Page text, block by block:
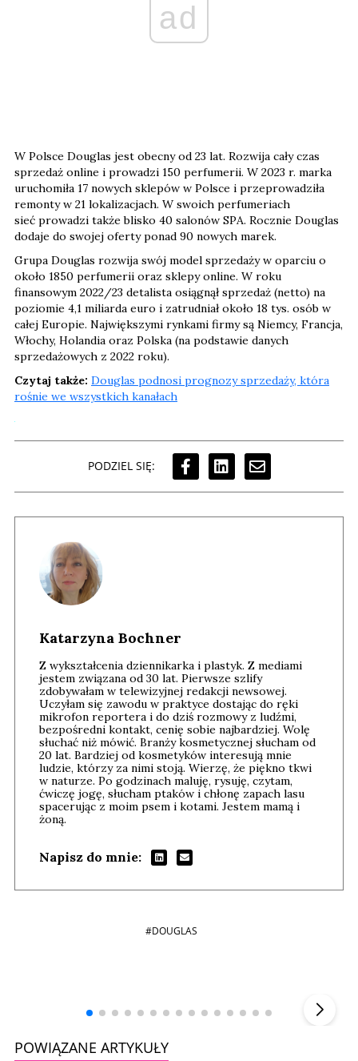
ad
W Polsce Douglas jest obecny od 23 lat. Rozwija cały czas
sprzedaż online i prowadzi 150 perfumerii. W 2023 r. marka
uruchomiła 17 nowych sklepów w Polsce i przeprowadziła
remonty w 21 lokalizacjach. W swoich perfumeriach
sieć prowadzi także blisko 40 salonów SPA. Rocznie Douglas
dodaje do swojej oferty ponad 90 nowych marek.
Grupa Douglas rozwija swój model sprzedaży w oparciu o
około 1850 perfumerii oraz sklepy online. W roku
finansowym 2022/23 detalista osiągnął sprzedaż (netto) na
poziomie 4,1 miliarda euro i zatrudniał około 18 tys. osób w
całej Europie. Największymi rynkami firmy są Niemcy, Francja,
Włochy, Holandia oraz Polska (na podstawie danych
sprzedażowych z 2022 roku).
Czytaj także: Douglas podnosi prognozy sprzedaży, która
rośnie we wszystkich kanałach
PODZIEL SIĘ:
Katarzyna Bochner
Z wykształcenia dziennikarka i plastyk. Z mediami
jestem związana od 30 lat. Pierwsze szlify
zdobywałam w telewizyjnej redakcji newsowej.
Uczyłam się zawodu w praktyce dostając do ręki
mikrofon reportera i do dziś rozmowy z ludźmi,
bezpośredni kontakt, cenię sobie najbardziej. Wolę
słuchać niż mówić. Branży kosmetycznej słucham od
20 lat. Bardziej od kosmetyków interesują mnie
ludzie, którzy za nimi stoją. Wierzę, że piękno tkwi
w naturze. Po godzinach maluję, rysuję, czytam,
ćwiczę jogę, słucham ptaków i chłonę zapach lasu
spacerując z moim psem i kotami. Jestem mamą i
żoną.
Napisz do mnie:
#DOUGLAS
POWIĄZANE ARTYKUŁY